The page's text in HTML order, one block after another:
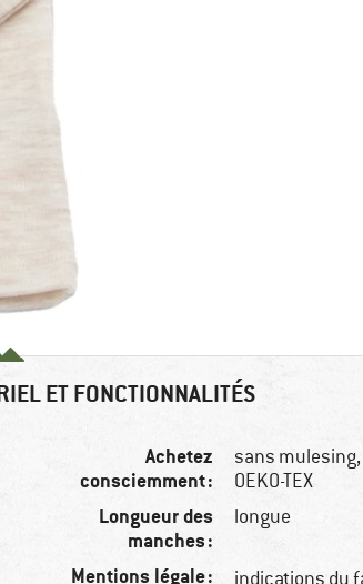
ET FONCTIONNALITÉS
Achetez
consciemment :
sans mulesing,
OEKO-TEX
Longueur des
manches :
longue
Mentions légale : indications du